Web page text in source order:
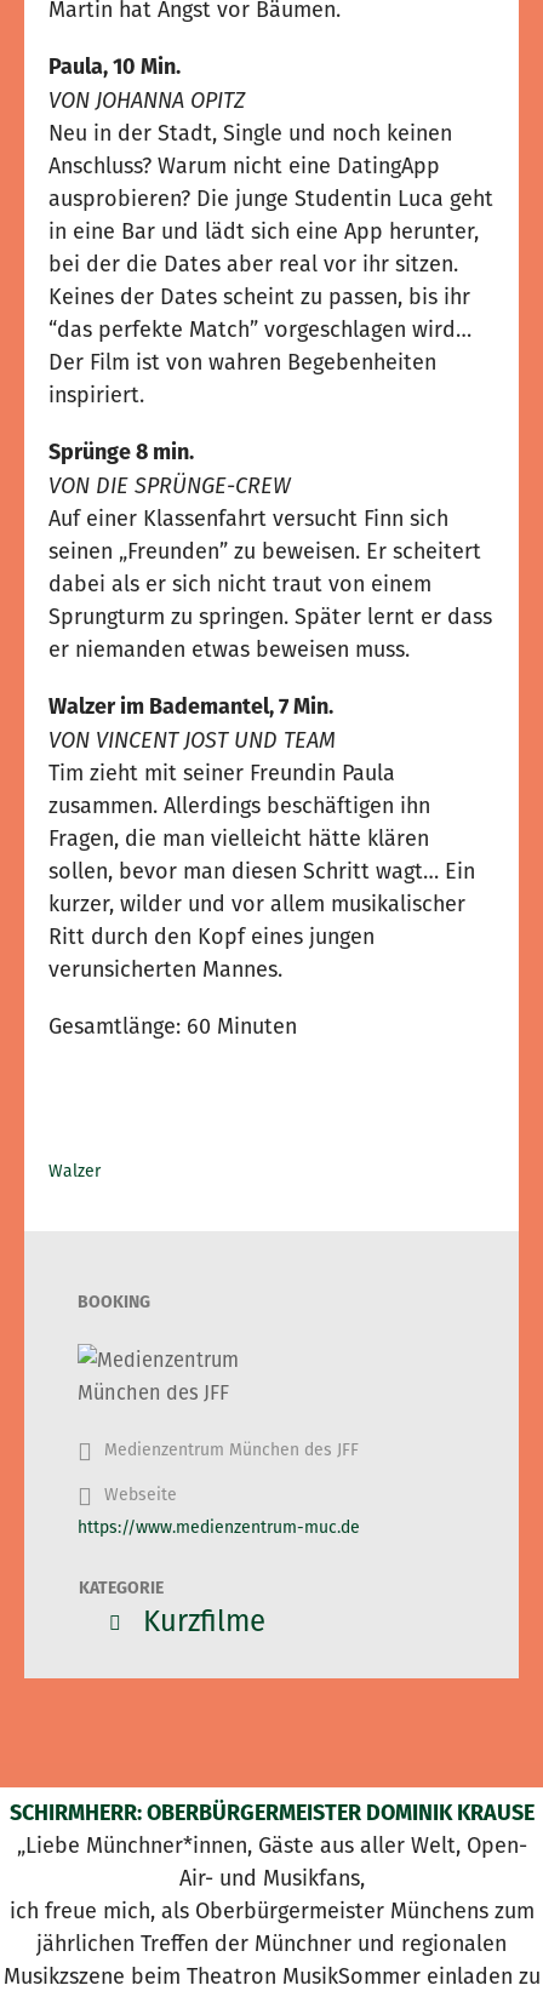
Martin hat Angst vor Bäumen.
Paula, 10 Min.
VON JOHANNA OPITZ
Neu in der Stadt, Single und noch keinen
Anschluss? Warum nicht eine DatingApp
ausprobieren? Die junge Studentin Luca geht
in eine Bar und lädt sich eine App herunter,
bei der die Dates aber real vor ihr sitzen.
Keines der Dates scheint zu passen, bis ihr
“das perfekte Match” vorgeschlagen wird…
Der Film ist von wahren Begebenheiten
inspiriert.
Sprünge 8 min.
VON DIE SPRÜNGE-CREW
Auf einer Klassenfahrt versucht Finn sich
seinen „Freunden” zu beweisen. Er scheitert
dabei als er sich nicht traut von einem
Sprungturm zu springen. Später lernt er dass
er niemanden etwas beweisen muss.
Walzer im Bademantel, 7 Min.
VON VINCENT JOST UND TEAM
Tim zieht mit seiner Freundin Paula
zusammen. Allerdings beschäftigen ihn
Fragen, die man vielleicht hätte klären
sollen, bevor man diesen Schritt wagt… Ein
kurzer, wilder und vor allem musikalischer
Ritt durch den Kopf eines jungen
verunsicherten Mannes.
Gesamtlänge: 60 Minuten
Walzer
BOOKING
Medienzentrum München des JFF
Webseite
https://www.medienzentrum-muc.de
KATEGORIE
Kurzfilme
SCHIRMHERR: OBERBÜRGERMEISTER DOMINIK KRAUSE
„Liebe Münchner*innen, Gäste aus aller Welt, Open-
Air- und Musikfans,
ich freue mich, als Oberbürgermeister Münchens zum
jährlichen Treffen der Münchner und regionalen
Musikzszene beim Theatron MusikSommer einladen zu